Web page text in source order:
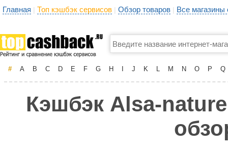
Главная | Топ кэшбэк сервисов | Обзор товаров | Все
# A B C D E F G H J K L M N O P Q
Кэшбэк Alsa-